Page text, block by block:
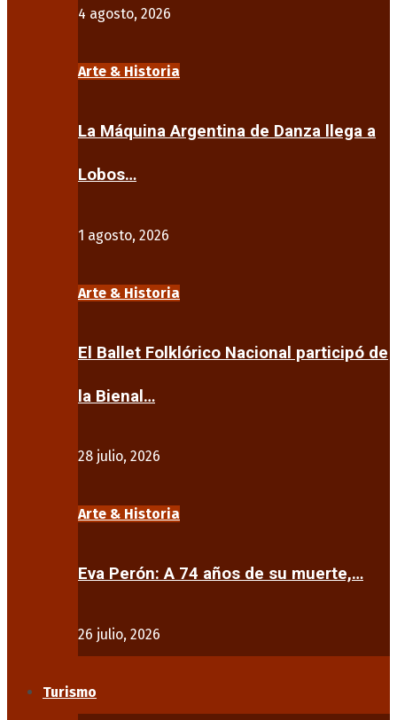
4 agosto, 2026
Arte & Historia
La Máquina Argentina de Danza llega a
Lobos…
1 agosto, 2026
Arte & Historia
El Ballet Folklórico Nacional participó de
la Bienal…
28 julio, 2026
Arte & Historia
Eva Perón: A 74 años de su muerte,…
26 julio, 2026
Turismo